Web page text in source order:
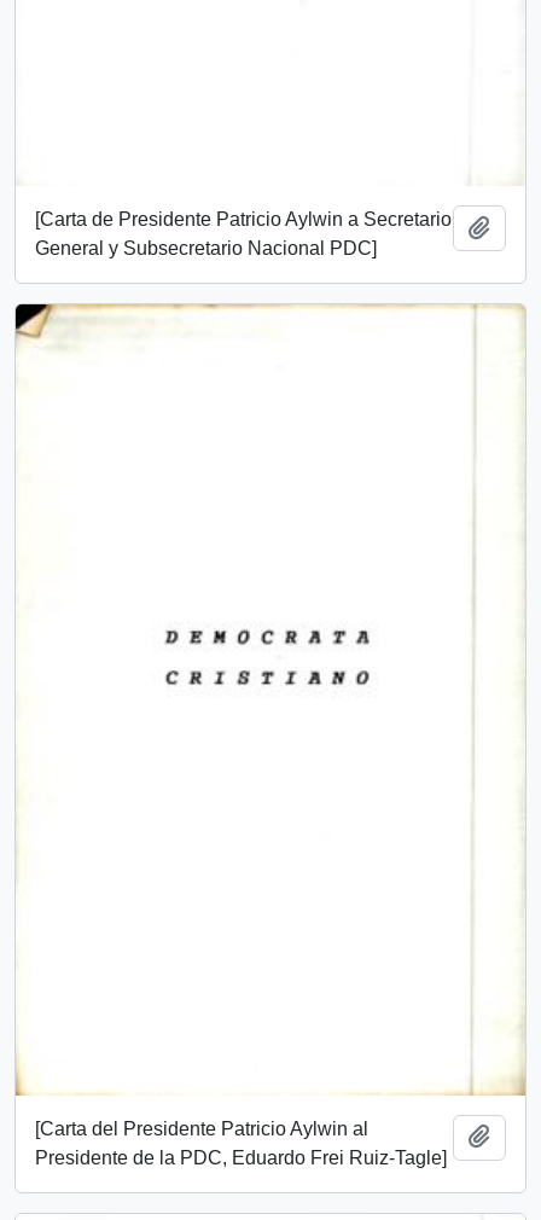
[Carta de Presidente Patricio Aylwin a Secretario
General y Subsecretario Nacional PDC]
[Carta del Presidente Patricio Aylwin al
Presidente de la PDC, Eduardo Frei Ruiz-Tagle]